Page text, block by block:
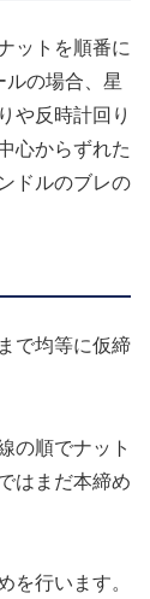
ットを順番に
の場合、星
や反時計回り
心からずれた
ドルのブレの
で均等に仮締
の順でナット
はまだ本締め
を行います。